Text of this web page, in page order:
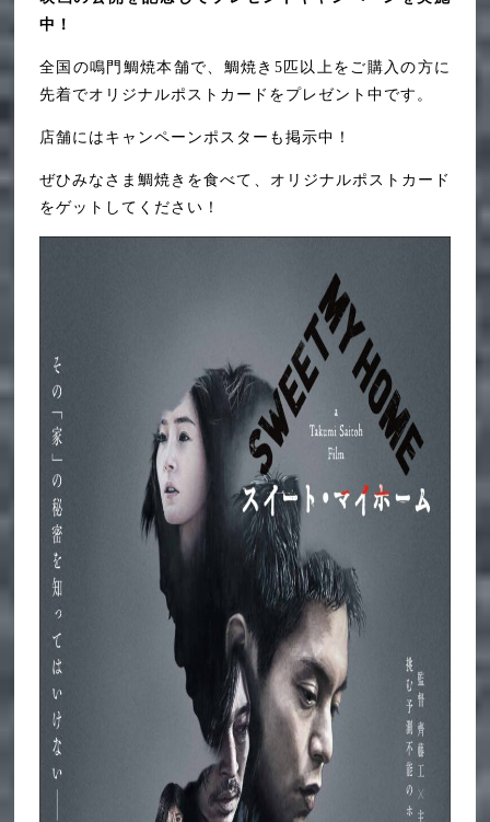
中！
全国の鳴門鯛焼本舗で、鯛焼き5匹以上をご購入の方に
先着でオリジナルポストカードをプレゼント中です。
店舗にはキャンペーンポスターも掲示中！
ぜひみなさま鯛焼きを食べて、オリジナルポストカード
をゲットしてください！